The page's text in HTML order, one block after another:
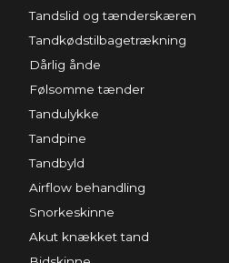
Tandslid og tænderskæren
Tandkødstilbagetrækning
Dårlig ånde
Følsomme tænder
Tandulykke
Tandpine
Tandbyld
Airflow behandling
Snorkeskinne
Akut knækket tand